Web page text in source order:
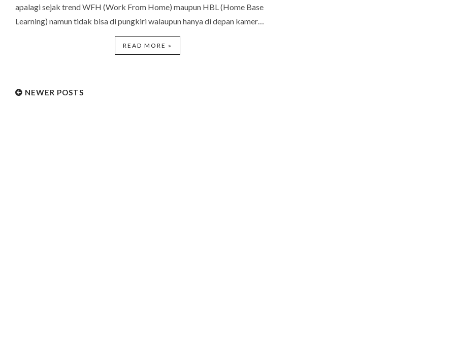
apalagi sejak trend WFH (Work From Home) maupun HBL (Home Base
Learning) namun tidak bisa di pungkiri walaupun hanya di depan kamer…
READ MORE »
NEWER POSTS